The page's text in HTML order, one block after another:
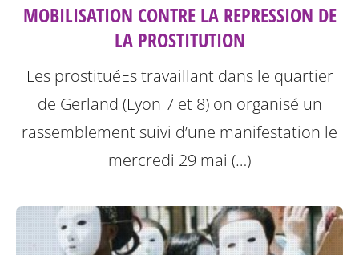
MOBILISATION CONTRE LA REPRESSION DE
LA PROSTITUTION
Les prostituéEs travaillant dans le quartier
de Gerland (Lyon 7 et 8) on organisé un
rassemblement suivi d’une manifestation le
mercredi 29 mai (…)